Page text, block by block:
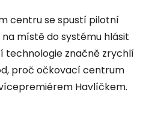
centru se spustí pilotní
místě do systému hlásit
technologie značně zrychlí
proč očkovací centrum
Havlíčkem.